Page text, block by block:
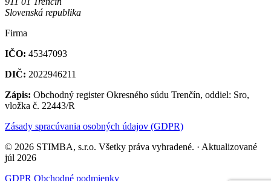
Slovenská republika
Firma
IČO: 45347093
DIČ: 2022946211
Zápis: Obchodný register Okresného súdu Trenčín, oddiel: Sro,
vložka č. 22443/R
Zásady spracúvania osobných údajov (GDPR)
© 2026 STIMBA, s.r.o. Všetky práva vyhradené. · Aktualizované
júl 2026
GDPR Obchodné podmienky